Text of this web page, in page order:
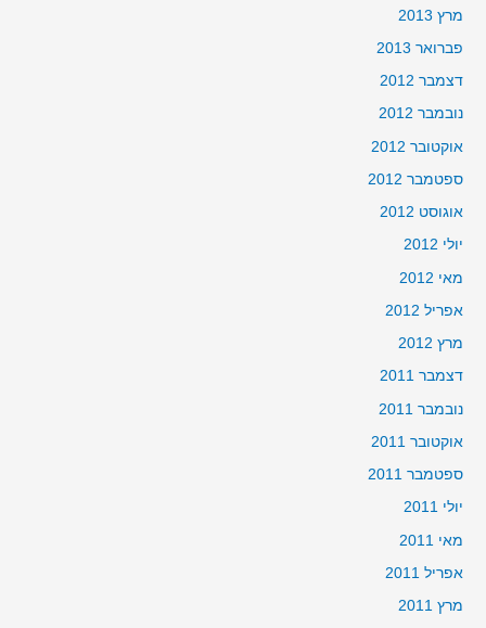
מרץ 2013
פברואר 2013
דצמבר 2012
נובמבר 2012
אוקטובר 2012
ספטמבר 2012
אוגוסט 2012
יולי 2012
מאי 2012
אפריל 2012
מרץ 2012
דצמבר 2011
נובמבר 2011
אוקטובר 2011
ספטמבר 2011
יולי 2011
מאי 2011
אפריל 2011
מרץ 2011